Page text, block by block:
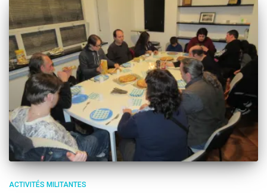
ACTIVITÉS MILITANTES